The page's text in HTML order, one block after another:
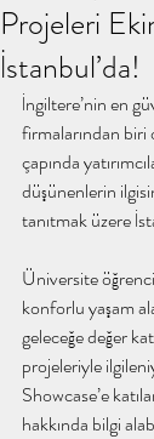
Projeleri
İstanbul’da!
İngiltere’nin en
firmalarından
çapında
düşünenlerin
tanıtmak üzere
Üniversite
konforlu yaşam
geleceğe değer
projeleriyle
Showcase’e
hakkında bilgi